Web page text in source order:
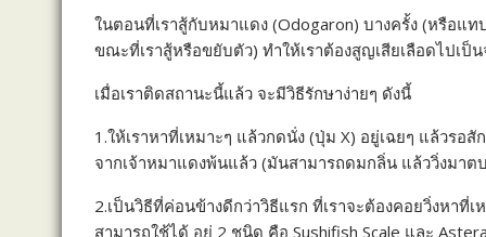
c
b
o
o
k
s
e
n
g
e
r
n
p
L
i
n
a
e
ในตอนที่เราสู้กับหมาแดง (Odogaron) บางครั้ง (หรือแท
ขณะที่เราสู้หรือขยับตัว) ทำให้เราต้องสูญเสียเลือดไปเป็
เมื่อเราติดสถานะนี้แล้ว จะมีวิธีรักษาง่ายๆ ดังนี้
1.ให้เราหาที่เหมาะๆ แล้วกดนั่ง (ปุ่ม X) อยู่เฉยๆ แล้วรอ
จากเจ้าหมาแดงพ้นแล้ว (มันสามารถดมกลิ่น แล้ววิ่งมาต
2.เป็นวิธีที่ค่อนข้างดีกว่าวิธีแรก ที่เราจะต้องคอยวิ่งหาที่
สามารถใช้ได้ อยู่ 2 ชนิด คือ Sushifish Scale และ